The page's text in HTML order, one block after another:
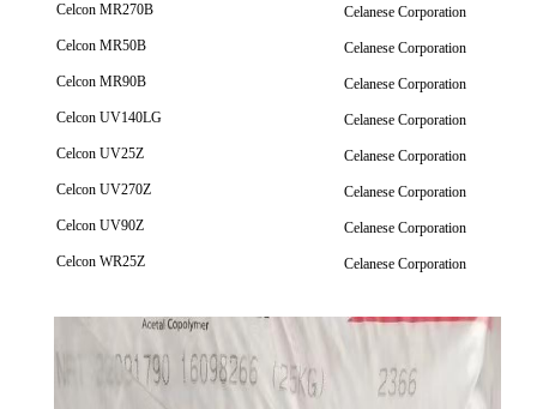
Celcon MR270B
Celanese Corporation
Celcon MR50B
Celanese Corporation
Celcon MR90B
Celanese Corporation
Celcon UV140LG
Celanese Corporation
Celcon UV25Z
Celanese Corporation
Celcon UV270Z
Celanese Corporation
Celcon UV90Z
Celanese Corporation
Celcon WR25Z
Celanese Corporation